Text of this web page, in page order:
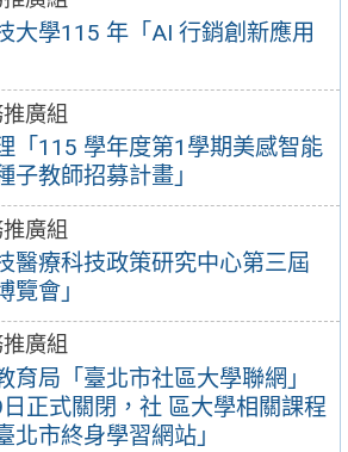
大學115 年「AI 行銷創新應用
廣組
「115 學年度第1學期美感智能
子教師招募計畫」
廣組
醫療科技政策研究中心第三屆
覽會」
廣組
育局「臺北市社區大學聯網」
正式關閉，社 區大學相關課程
北市終身學習網站」